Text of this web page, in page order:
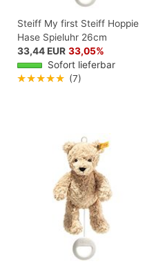
Steiff My first Steiff Hoppie
Hase Spieluhr 26cm
33,44 EUR 33,05%
Sofort lieferbar
★★★★★ (7)